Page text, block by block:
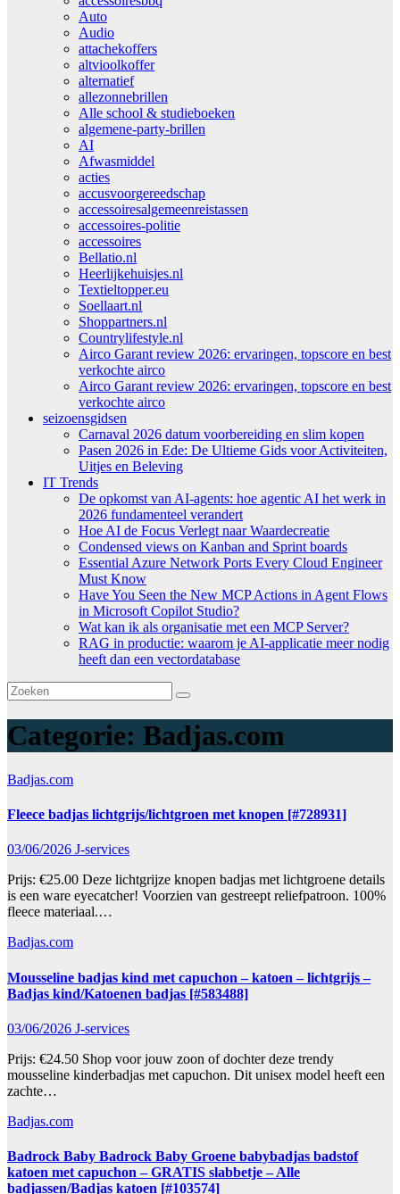
Auto
Audio
attachekoffers
altvioolkoffer
alternatief
allezonnebrillen
Alle school & studieboeken
algemene-party-brillen
AI
Afwasmiddel
acties
accusvoorgereedschap
accessoiresalgemeenreistassen
accessoires-politie
accessoires
Bellatio.nl
Heerlijkehuisjes.nl
Textieltopper.eu
Soellaart.nl
Shoppartners.nl
Countrylifestyle.nl
Airco Garant review 2026: ervaringen, topscore en best
verkochte airco
Airco Garant review 2026: ervaringen, topscore en best
verkochte airco
seizoensgidsen
Carnaval 2026 datum voorbereiding en slim kopen
Pasen 2026 in Ede: De Ultieme Gids voor Activiteiten,
Uitjes en Beleving
IT Trends
De opkomst van AI-agents: hoe agentic AI het werk in
2026 fundamenteel verandert
Hoe AI de Focus Verlegt naar Waardecreatie
Condensed views on Kanban and Sprint boards
Essential Azure Network Ports Every Cloud Engineer
Must Know
Have You Seen the New MCP Actions in Agent Flows
in Microsoft Copilot Studio?
Wat kan ik als organisatie met een MCP Server?
RAG in productie: waarom je AI-applicatie meer nodig
heeft dan een vectordatabase
Categorie: Badjas.com
Badjas.com
Fleece badjas lichtgrijs/lichtgroen met knopen [#728931]
03/06/2026 J-services
Prijs: €25.00 Deze lichtgrijze knopen badjas met lichtgroene details
is een ware eyecatcher! Voorzien van gestreept reliefpatroon. 100%
fleece materiaal.…
Badjas.com
Mousseline badjas kind met capuchon – katoen – lichtgrijs –
Badjas kind/Katoenen badjas [#583488]
03/06/2026 J-services
Prijs: €24.50 Shop voor jouw zoon of dochter deze trendy
mousseline kinderbadjas met capuchon. Dit unisex model heeft een
zachte…
Badjas.com
Badrock Baby Badrock Baby Groene babybadjas badstof
katoen met capuchon – GRATIS slabbetje – Alle
badjassen/Badjas katoen [#103574]